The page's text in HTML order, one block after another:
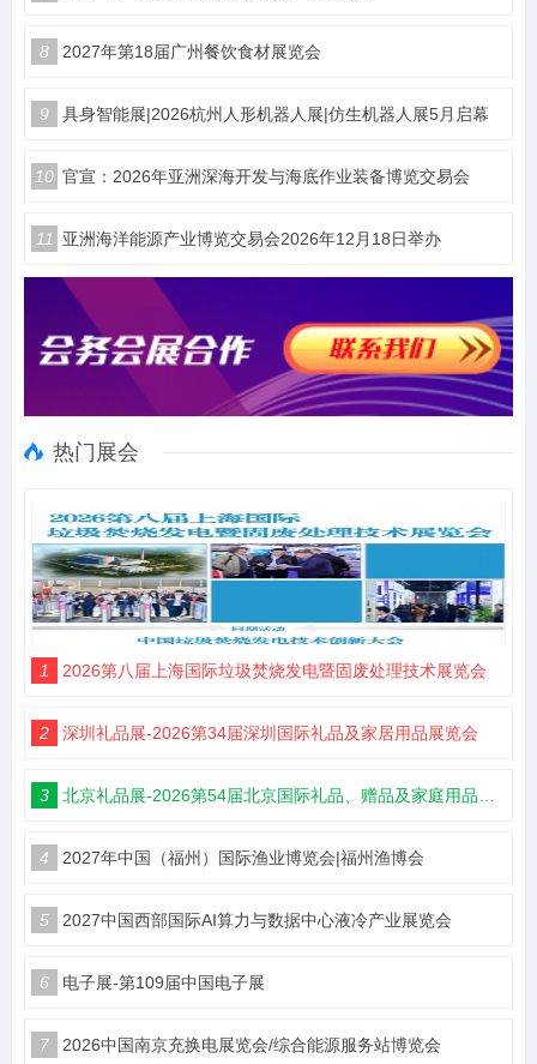
8 2027年第18届广州餐饮食材展览会
9 具身智能展|2026杭州人形机器人展|仿生机器人展5月启幕
10 官宣：2026年亚洲深海开发与海底作业装备博览交易会
11 亚洲海洋能源产业博览交易会2026年12月18日举办
热门展会
1 2026第八届上海国际垃圾焚烧发电暨固废处理技术展览会
2 深圳礼品展-2026第34届深圳国际礼品及家居用品展览会
3 北京礼品展-2026第54届北京国际礼品、赠品及家庭用品展览会
4 2027年中国（福州）国际渔业博览会|福州渔博会
5 2027中国西部国际AI算力与数据中心液冷产业展览会
6 电子展-第109届中国电子展
7 2026中国南京充换电展览会/综合能源服务站博览会